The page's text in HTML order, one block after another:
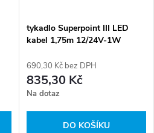
tykadlo Superpoint III LED
kabel 1,75m 12/24V-1W
690,30 Kč bez DPH
835,30 Kč
Na dotaz
DO KOŠÍKU